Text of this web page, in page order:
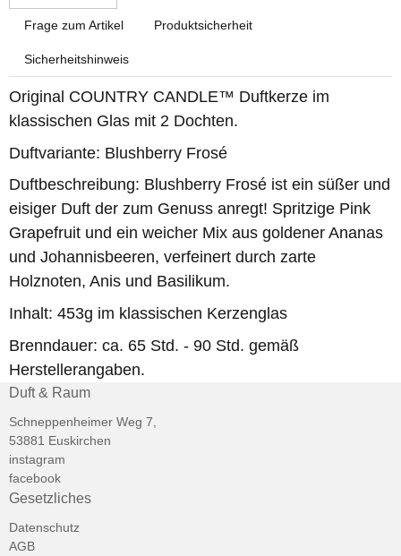
Frage zum Artikel Produktsicherheit
Sicherheitshinweis
Original COUNTRY CANDLE™ Duftkerze im
klassischen Glas mit 2 Dochten.
Duftvariante: Blushberry Frosé
Duftbeschreibung: Blushberry Frosé ist ein süßer und
eisiger Duft der zum Genuss anregt! Spritzige Pink
Grapefruit und ein weicher Mix aus goldener Ananas
und Johannisbeeren, verfeinert durch zarte
Holznoten, Anis und Basilikum.
Inhalt: 453g im klassischen Kerzenglas
Brenndauer: ca. 65 Std. - 90 Std. gemäß
Herstellerangaben.
Duft & Raum
Schneppenheimer Weg 7,
53881 Euskirchen
instagram
facebook
Gesetzliches
Datenschutz
AGB